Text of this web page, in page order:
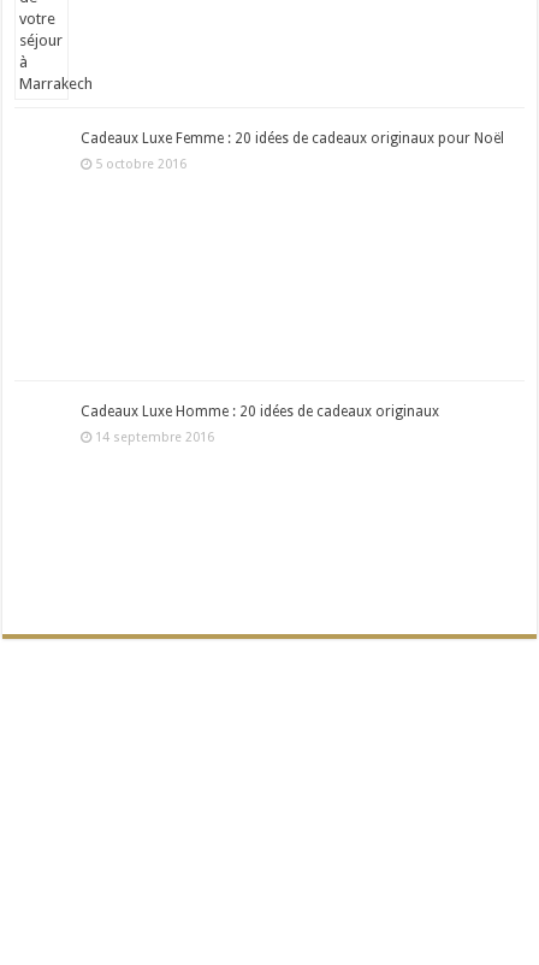
Cadeaux Luxe Femme : 20 idées de cadeaux originaux pour Noël
5 octobre 2016
Cadeaux Luxe Homme : 20 idées de cadeaux originaux
14 septembre 2016